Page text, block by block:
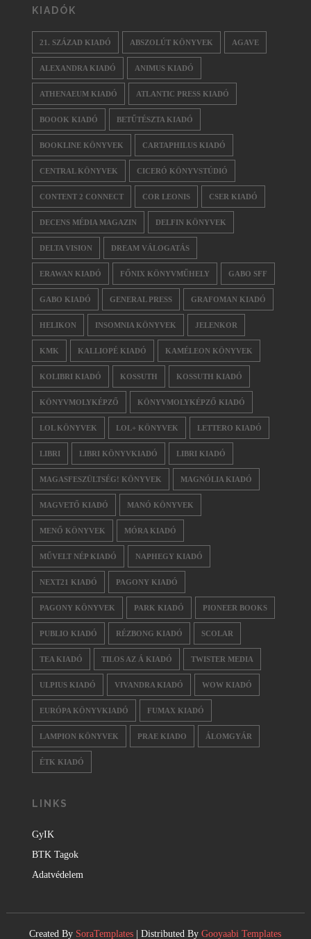
KIADÓK
21. SZÁZAD KIADÓ ABSZOLÚT KÖNYVEK AGAVE
ALEXANDRA KIADÓ ANIMUS KIADÓ
ATHENAEUM KIADÓ ATLANTIC PRESS KIADÓ
BOOOK KIADÓ BETŰTÉSZTA KIADÓ
BOOKLINE KÖNYVEK CARTAPHILUS KIADÓ
CENTRAL KÖNYVEK CICERÓ KÖNYVSTÚDIÓ
CONTENT 2 CONNECT COR LEONIS CSER KIADÓ
DECENS MÉDIA MAGAZIN DELFIN KÖNYVEK
DELTA VISION DREAM VÁLOGATÁS
ERAWAN KIADÓ FŐNIX KÖNYVMŰHELY GABO SFF
GABO KIADÓ GENERAL PRESS GRAFOMAN KIADÓ
HELIKON INSOMNIA KÖNYVEK JELENKOR
KMK KALLIOPÉ KIADÓ KAMÉLEON KÖNYVEK
KOLIBRI KIADÓ KOSSUTH KOSSUTH KIADÓ
KÖNYVMOLYKÉPZŐ KÖNYVMOLYKÉPZŐ KIADÓ
LOL KÖNYVEK LOL+ KÖNYVEK LETTERO KIADÓ
LIBRI LIBRI KÖNYVKIADÓ LIBRI KIADÓ
MAGASFESZÜLTSÉG! KÖNYVEK MAGNÓLIA KIADÓ
MAGVETŐ KIADÓ MANÓ KÖNYVEK
MENŐ KÖNYVEK MÓRA KIADÓ
MŰVELT NÉP KIADÓ NAPHEGY KIADÓ
NEXT21 KIADÓ PAGONY KIADÓ
PAGONY KÖNYVEK PARK KIADÓ PIONEER BOOKS
PUBLIO KIADÓ RÉZBONG KIADÓ SCOLAR
TEA KIADÓ TILOS AZ Á KIADÓ TWISTER MEDIA
ULPIUS KIADÓ VIVANDRA KIADÓ WOW KIADÓ
EURÓPA KÖNYVKIADÓ FUMAX KIADÓ
LAMPION KÖNYVEK PRAE KIADO ÁLOMGYÁR
ÉTK KIADÓ
LINKS
GyIK
BTK Tagok
Adatvédelem
Created By SoraTemplates | Distributed ByGooyaabi Templates